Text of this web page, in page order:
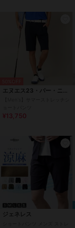
¥13,750
ジェネレス